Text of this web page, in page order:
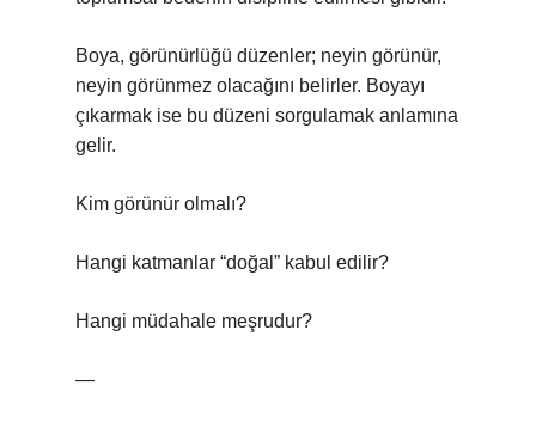
Boya, görünürlüğü düzenler; neyin görünür,
neyin görünmez olacağını belirler. Boyayı
çıkarmak ise bu düzeni sorgulamak anlamına
gelir.
Kim görünür olmalı?
Hangi katmanlar “doğal” kabul edilir?
Hangi müdahale meşrudur?
—